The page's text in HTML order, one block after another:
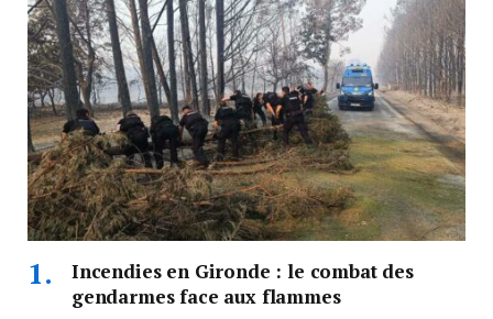
Incendies en Gironde : le combat des
gendarmes face aux flammes